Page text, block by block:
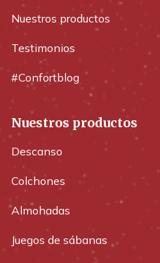
Nuestros productos
Testimonios
#Confortblog
Nuestros productos
Descanso
Colchones
Almohadas
Juegos de sábanas